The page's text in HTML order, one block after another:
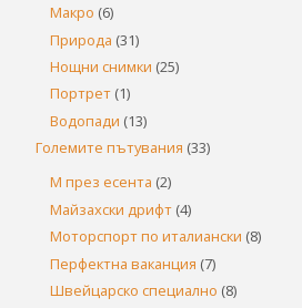
Макро (6)
Природа (31)
Нощни снимки (25)
Портрет (1)
Водопади (13)
Големите пътувания (33)
М през есента (2)
Майзахски дрифт (4)
Моторспорт по италиански (8)
Перфектна ваканция (7)
Швейцарско специално (8)